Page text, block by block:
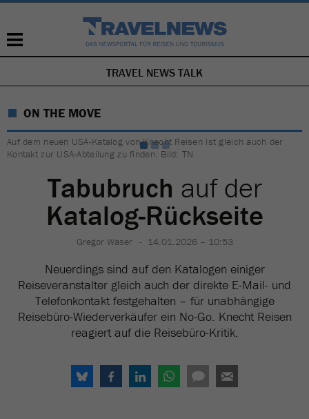
NAVIGATION
ÜBERSPRINGEN
TRAVEL NEWS TALK
ON THE MOVE
Auf dem neuen USA-Katalog von Knecht Reisen ist gleich auch der
Kontakt zur USA-Abteilung zu finden. Bild: TN
Tabubruch auf der
Katalog-Rückseite
Gregor Waser 14.01.2026 – 10:53
Neuerdings sind auf den Katalogen einiger
Reiseveranstalter gleich auch der direkte E-Mail- und
Telefonkontakt festgehalten – für unabhängige
Reisebüro-Wiederverkäufer ein No-Go. Knecht Reisen
reagiert auf die Reisebüro-Kritik.